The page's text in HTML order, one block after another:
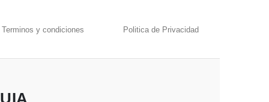
Terminos y condiciones Politica de Privacidad